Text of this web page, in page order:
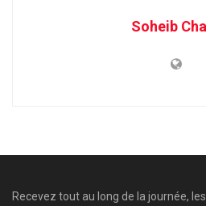
Soheib
Recevez tout au long de la journée,